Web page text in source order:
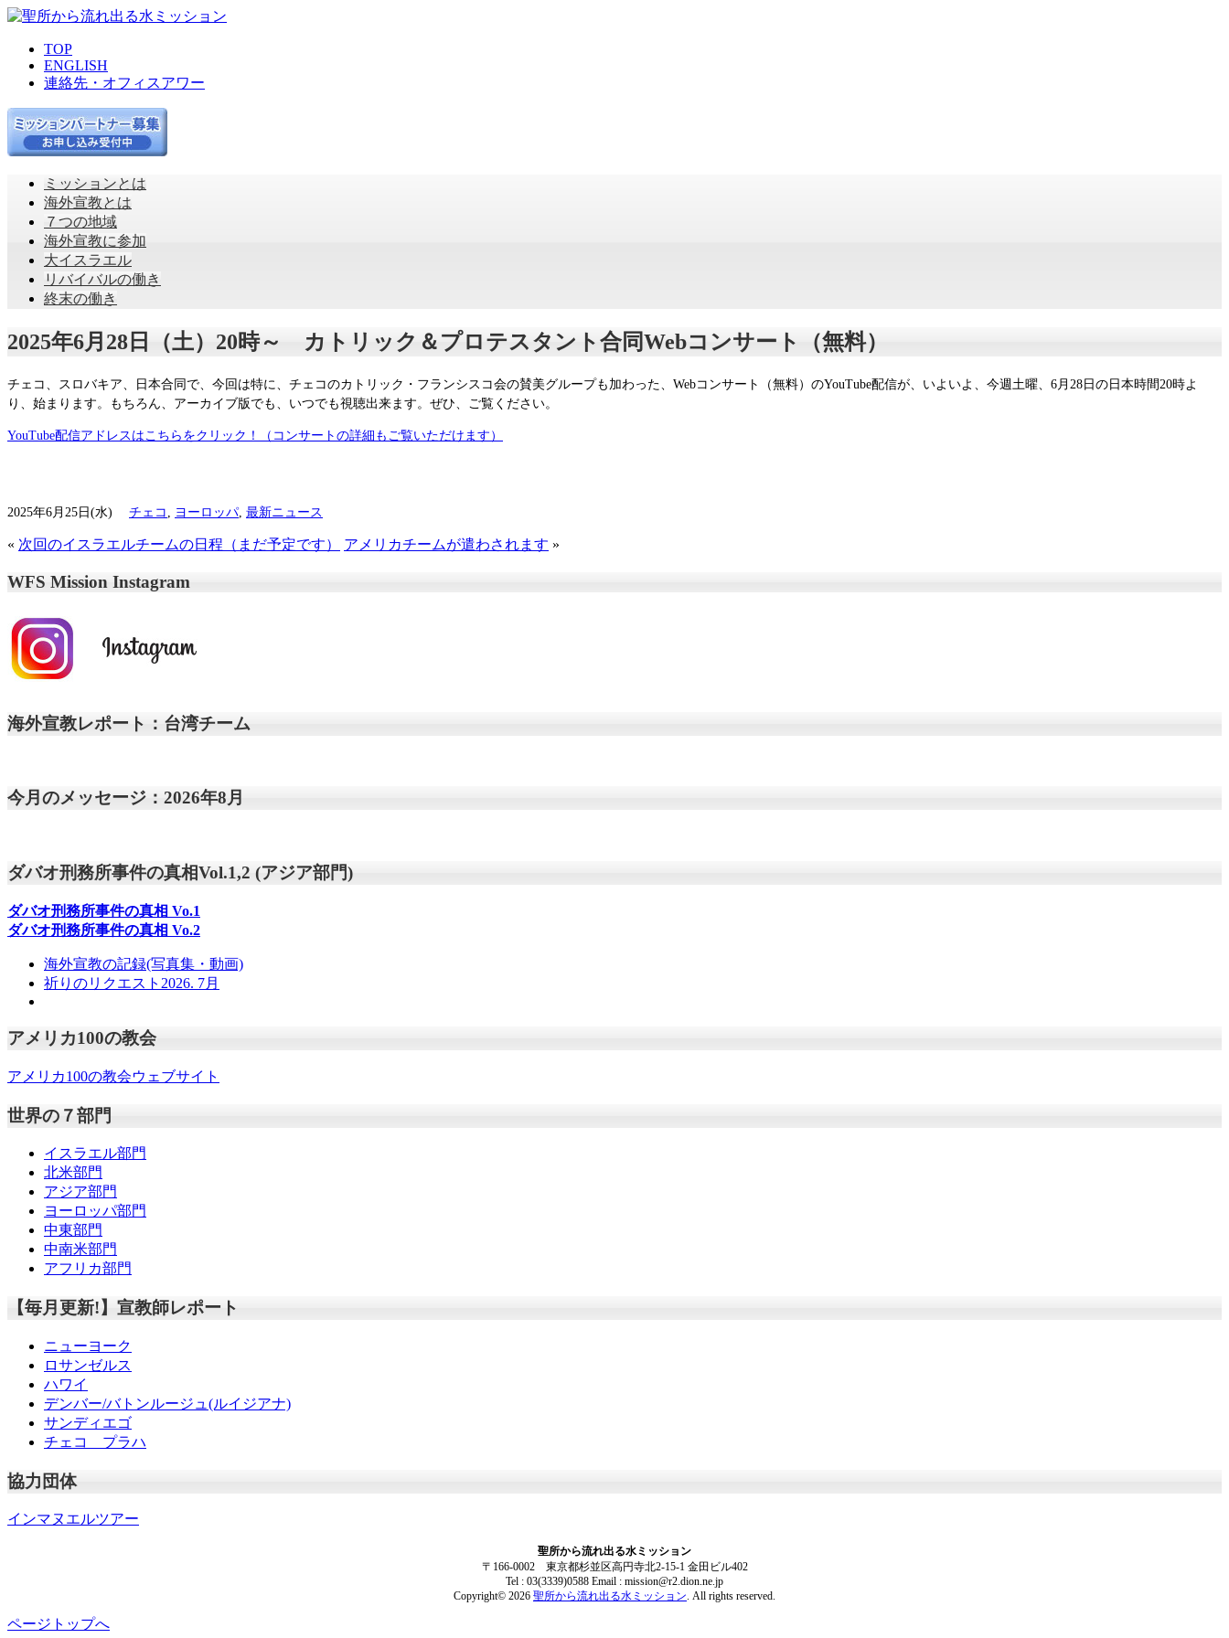
TOP
ENGLISH
連絡先・オフィスアワー
ミッションとは
海外宣教とは
７つの地域
海外宣教に参加
大イスラエル
リバイバルの働き
終末の働き
2025年6月28日（土）20時～ カトリック＆プロテスタント合同Webコンサート（無料）
チェコ、スロバキア、日本合同で、今回は特に、チェコのカトリック・フランシスコ会の賛美グループも加わった、Webコンサート（無料）のYouTube配信が、いよいよ、今週土曜、6月28日の日本時間20時よ
り、始まります。もちろん、アーカイブ版でも、いつでも視聴出来ます。ぜひ、ご覧ください。
YouTube配信アドレスはこちらをクリック！（コンサートの詳細もご覧いただけます）
2025年6月25日(水) チェコ ヨーロッパ 最新ニュース
« 次回のイスラエルチームの日程（まだ予定です） アメリカチームが遣わされます »
WFS Mission Instagram
海外宣教レポート：台湾チーム
今月のメッセージ：2026年8月
ダバオ刑務所事件の真相Vol.1,2 (アジア部門)
ダバオ刑務所事件の真相 Vo.1
ダバオ刑務所事件の真相 Vo.2
海外宣教の記録(写真集・動画)
祈りのリクエスト2026. 7月
アメリカ100の教会
アメリカ100の教会ウェブサイト
世界の７部門
イスラエル部門
北米部門
アジア部門
ヨーロッパ部門
中東部門
中南米部門
アフリカ部門
【毎月更新!】宣教師レポート
ニューヨーク
ロサンゼルス
ハワイ
デンバー/バトンルージュ(ルイジアナ)
サンディエゴ
チェコ プラハ
協力団体
インマヌエルツアー
聖所から流れ出る水ミッション
〒166-0002 東京都杉並区高円寺北2-15-1 金田ビル402
Tel : 03(3339)0588 Email : mission@r2.dion.ne.jp
Copyright© 2026 聖所から流れ出る水ミッション. All rights reserved.
ページトップへ